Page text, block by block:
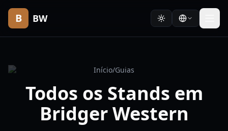
B BW
Início/Guias
Todos os Stands em
Bridger Western